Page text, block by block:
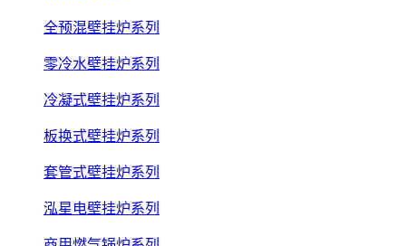
全预混壁挂炉系列
零冷水壁挂炉系列
冷凝式壁挂炉系列
板换式壁挂炉系列
套管式壁挂炉系列
泓星电壁挂炉系列